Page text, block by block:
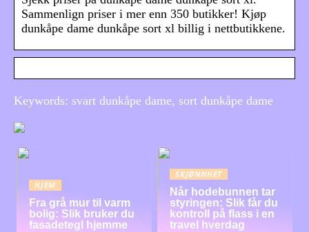
Sammenlign priser i mer enn 350 butikker! Kjøp
dunkåpe dame dunkåpe sort xl billig i nettbutikkene.
Keywords: svart dunkåpe dame, sort dunkåpe dame
HJEM
Fra grå mur til varm
bolig: Slik bruker du
fasadetegl hjemme
SKJØNNHET
Når hodebunnen tar
styringen: Slik får du
kontroll på flass i en
travel hverdag